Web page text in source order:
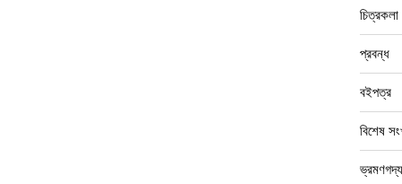
চিত্রকলা
প্রবন্ধ
বইপত্র
বিশেষ
ভ্রমণগদ্য